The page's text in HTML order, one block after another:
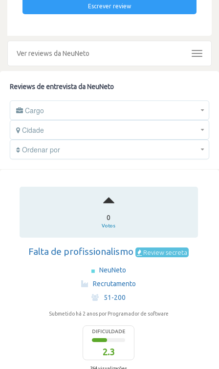
Escrever review
Ver reviews da NeuNeto
Toggle
Reviews de entrevista da NeuNeto
Cargo
Cidade
Ordenar por
0
Votos
Falta de profissionalismo Review secreta
NeuNeto
Recrutamento
·
51-200
Submetido há 2 anos por Programador de software
DIFICULDADE
2.3